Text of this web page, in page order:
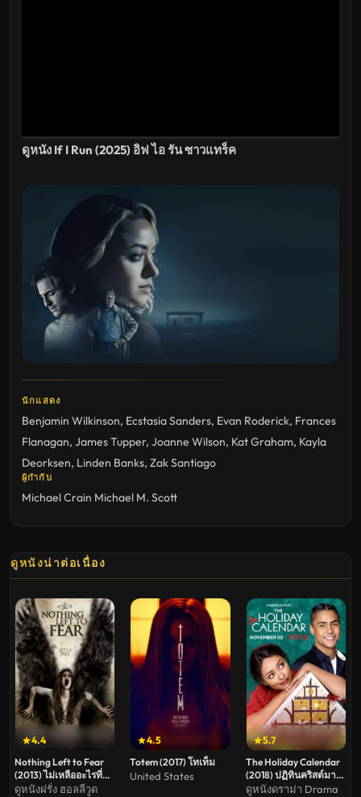
ดูหนัง If I Run (2025) อิฟ ไอ รัน ซาวแทร็ค
นักแสดง
Benjamin Wilkinson, Ecstasia Sanders, Evan Roderick, Frances
Flanagan, James Tupper, Joanne Wilson, Kat Graham, Kayla
Deorksen, Linden Banks, Zak Santiago
ผู้กำกับ
Michael Crain Michael M. Scott
ดูหนังน่าต่อเนื่อง
4.4
Nothing Left to Fear
(2013) ไม่เหลืออะไรที่จะ
ต้องกลัว(Soundtrack
ดูหนังฝรั่ง ฮอลลีวูด
4.5
Totem (2017) โทเท็ม
United States
5.7
The Holiday Calendar
(2018) ปฏิทินคริสต์มาส
บันดาลรัก
ดูหนังดราม่า Drama